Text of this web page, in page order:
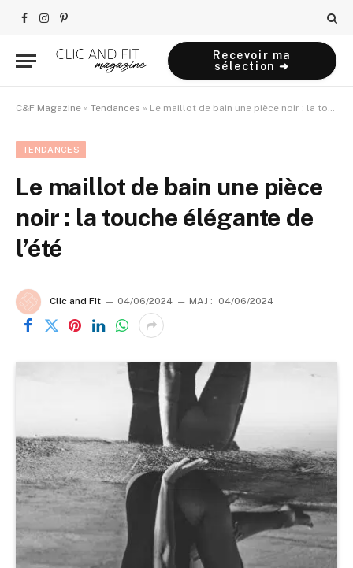
Facebook
Instagram
Pinterest
Recevoir ma
sélection ➜
C&F Magazine » Tendances » Le maillot de bain une pièce noir : la touche élégante de l’été
TENDANCES
Le maillot de bain une pièce
noir : la touche élégante de
l’été
Clic and Fit 04/06/2024 MAJ : 04/06/2024